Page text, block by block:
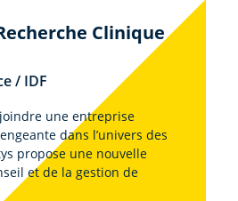
Clinique
/ IDF
une entreprise
dans l’univers des
propose une nouvelle
et de la gestion de